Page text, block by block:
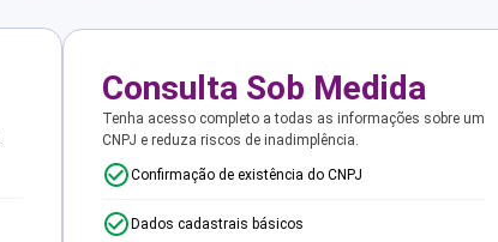
Consulta Sob Medida
Tenha acesso completo a todas as informações sobre um
CNPJ e reduza riscos de inadimplência.
Confirmação de existência do CNPJ
Dados cadastrais básicos